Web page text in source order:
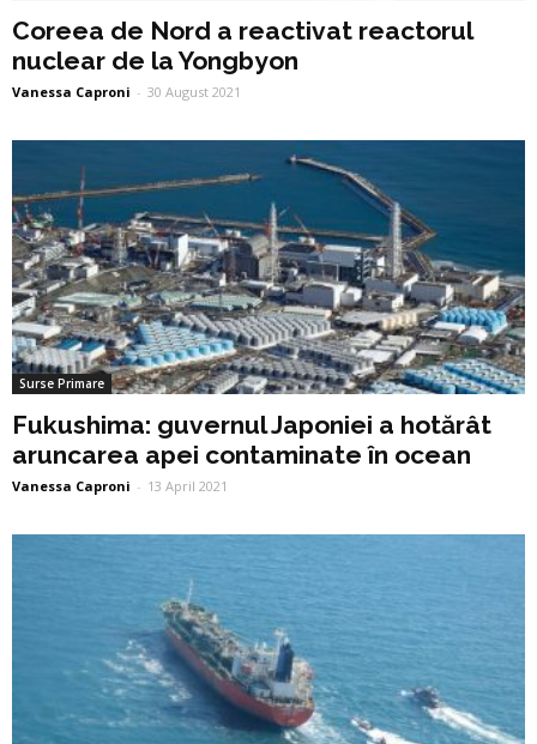
Coreea de Nord a reactivat reactorul
nuclear de la Yongbyon
Vanessa Caproni - 30 August 2021
Surse Primare
Fukushima: guvernul Japoniei a hotărât
aruncarea apei contaminate în ocean
Vanessa Caproni - 13 April 2021